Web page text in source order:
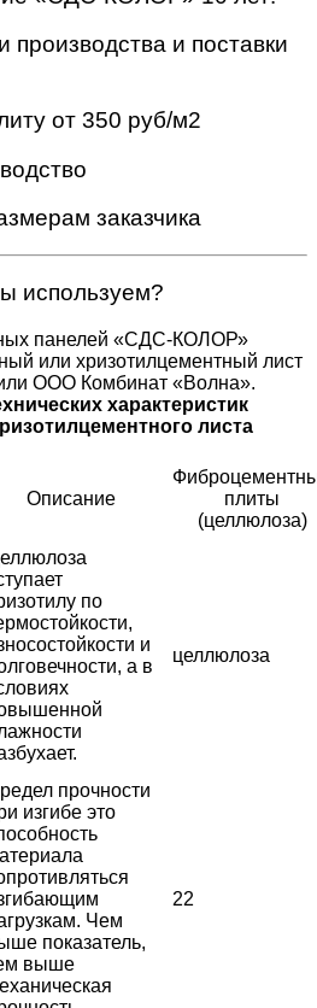
и поставки
от 350 руб/м2
заказчика
используем?
панелей «СДС-КОЛОР»
или хризотилцементный лист
ООО Комбинат «Волна».
характеристик
листа
Описание
плиты
(целлюлоза)
по
и
а в
целлюлоза
прочности
изгибе это
Чем
показатель,
выше
22